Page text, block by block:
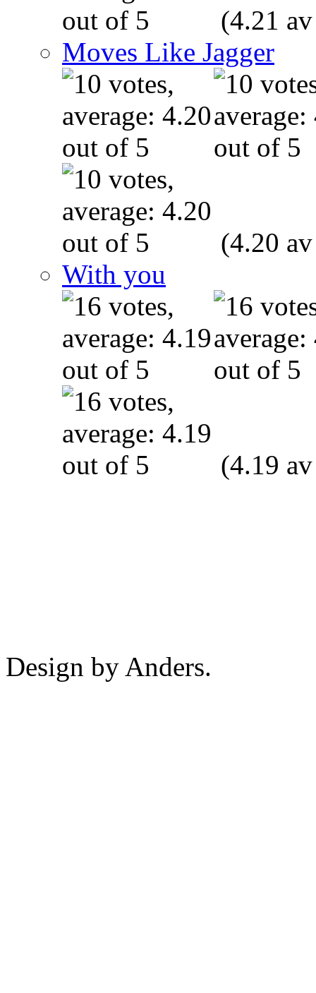
(4.21
Moves Like Jagger
(4.20
With you
(4.19
Design by Anders.